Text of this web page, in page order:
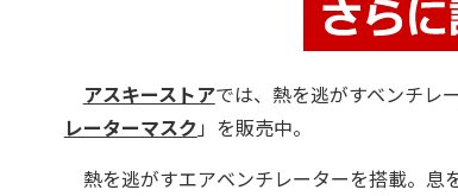
アスキーストアでは、熱を逃がすベンチレ
レーターマスク 」を販売中。
熱を逃がすエアベンチレーターを搭載。息